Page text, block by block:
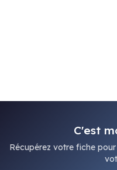
C'est
Récupérez votre fiche